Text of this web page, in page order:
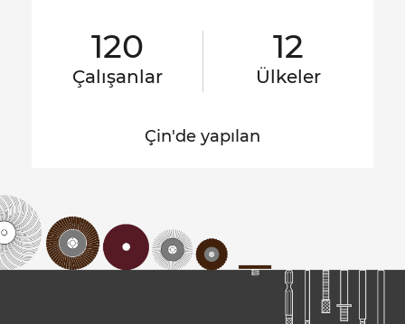
120
Çalışanlar
12
Ülkeler
Çin'de yapılan